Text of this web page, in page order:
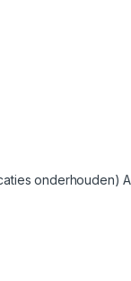
onderhouden)